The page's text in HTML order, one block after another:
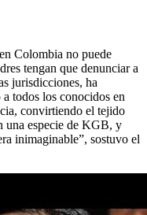
Colombia no puede
tengan que denunciar a
jurisdicciones, ha
todos los conocidos en
convirtiendo el tejido
una especie de KGB, y
inimaginable”, sostuvo el